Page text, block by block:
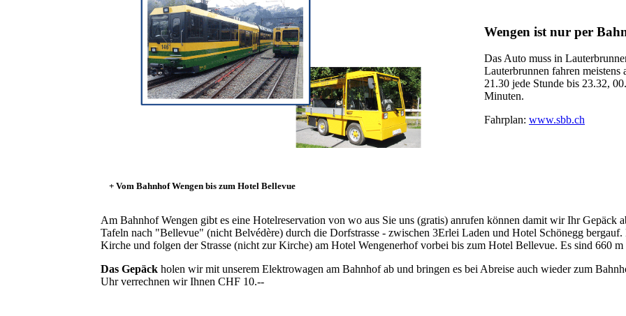
Wengen ist nur per
Das Auto muss in
Lauterbrunnen fahren
21.30 jede Stunde bis 23.32,
Minuten.
Fahrplan: www.sbb.ch
+ Vom Bahnhof Wengen bis zum Hotel Bellevue
Am Bahnhof Wengen gibt es eine Hotelreservation von wo aus Sie uns (gratis) anrufen können damit wir Ihr Gepäck
Tafeln nach "Bellevue" (nicht Belvédère) durch die Dorfstrasse - zwischen 3Erlei Laden und Hotel Schönegg
Kirche und folgen der Strasse (nicht zur Kirche) am Hotel Wengenerhof vorbei bis zum Hotel Bellevue. Es sind 660
Das Gepäck holen wir mit unserem Elektrowagen am Bahnhof ab und bringen es bei Abreise auch wieder zum
Uhr verrechnen wir Ihnen CHF 10.--